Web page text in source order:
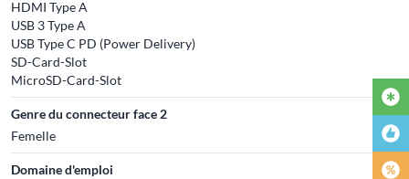
HDMI Type A
USB 3 Type A
USB Type C PD (Power Delivery)
SD-Card-Slot
MicroSD-Card-Slot
Genre du connecteur face 2
Femelle
Domaine d'emploi